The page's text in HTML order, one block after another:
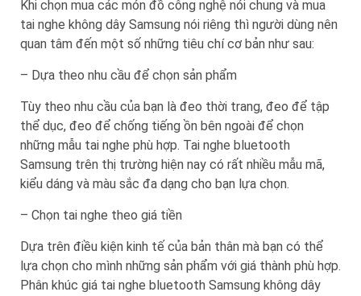
Khi chọn mua các món đồ công nghệ nói chung và mua
tai nghe không dây Samsung nói riêng thì người dùng nên
quan tâm đến một số những tiêu chí cơ bản như sau:
– Dựa theo nhu cầu để chọn sản phẩm
Tùy theo nhu cầu của bạn là đeo thời trang, đeo để tập
thể dục, đeo để chống tiếng ồn bên ngoài để chọn
những mẫu tai nghe phù hợp. Tai nghe bluetooth
Samsung trên thị trường hiện nay có rất nhiều mẫu mã,
kiểu dáng và màu sắc đa dạng cho bạn lựa chọn.
– Chọn tai nghe theo giá tiền
Dựa trên điều kiện kinh tế của bản thân mà bạn có thể
lựa chọn cho mình những sản phẩm với giá thành phù hợp.
Phân khúc giá tai nghe bluetooth Samsung không dây